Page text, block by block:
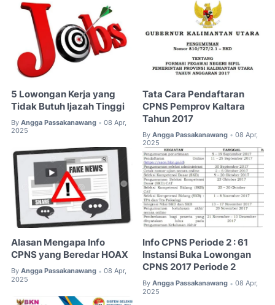
5 Lowongan Kerja yang
Tidak Butuh Ijazah Tinggi
By Angga Passakanawang • 08 Apr,
2025
Tata Cara Pendaftaran
CPNS Pemprov Kaltara
Tahun 2017
By Angga Passakanawang • 08 Apr,
2025
Alasan Mengapa Info
CPNS yang Beredar HOAX
By Angga Passakanawang • 08 Apr,
2025
Info CPNS Periode 2 : 61
Instansi Buka Lowongan
CPNS 2017 Periode 2
By Angga Passakanawang • 08 Apr,
2025